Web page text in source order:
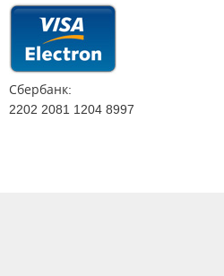
Сбербанк:
2202 2081 1204 8997